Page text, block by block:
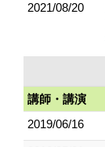
2021/08/20
講師・講演
2019/06/16